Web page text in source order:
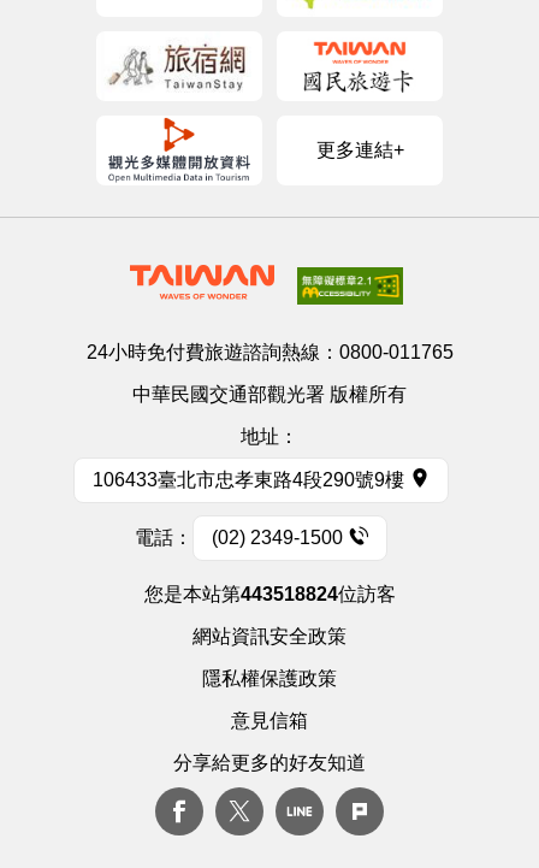
更多連結+
24小時免付費旅遊諮詢熱線： 0800-011765
中華民國交通部觀光署 版權所有
地址：
106433臺北市忠孝東路4段290號9樓
電話： (02) 2349-1500
您是本站第443518824位訪客
網站資訊安全政策
隱私權保護政策
意見信箱
分享給更多的好友知道